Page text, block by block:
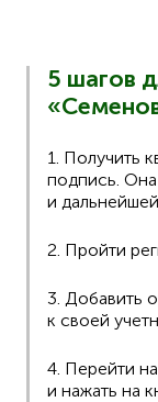
5 шагов
1. Получить
подпись. Она
и
2. Пройти
3. Добавить
к своей
4. Перейти
и нажать на